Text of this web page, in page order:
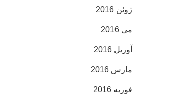
ژوئن 2016
می 2016
آوریل 2016
مارس 2016
فوریه 2016